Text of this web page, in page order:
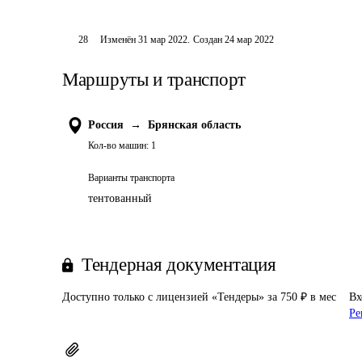
28 Изменён31 мар 2022. Создан 24 мар 2022
Маршруты и транспорт
Россия → Брянская область
Кол-во машин: 1
Варианты транспорта
тентованный
Тендерная документация
Доступно только с лицензией «Тендеры» за 750 ₽ в мес